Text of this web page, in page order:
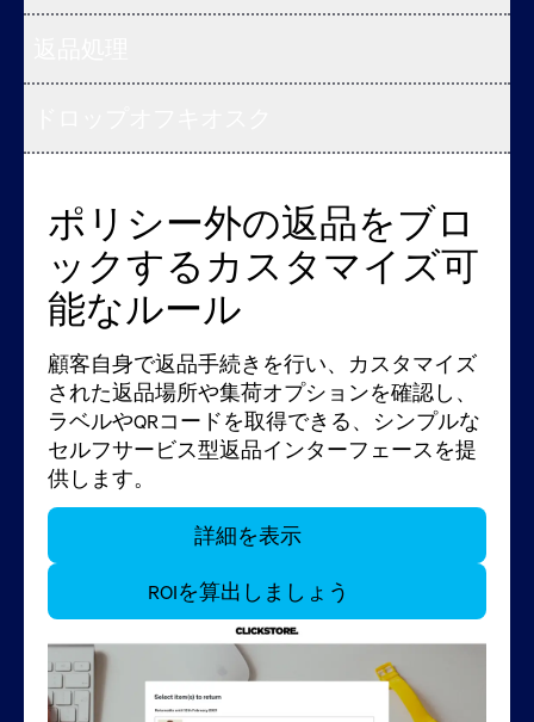
ポリシー外の返品をブロ
ックするカスタマイズ可
能なルール
顧客自身で返品手続きを行い、カスタマイズ
された返品場所や集荷オプションを確認し、
ラベルやQRコードを取得できる、シンプルな
セルフサービス型返品インターフェースを提
供します。
詳細を表示
ROIを算出しましょう
返品データで意思決定を
最適化
Blue Yonderのソリューションは、返品処理に
必要なリソース、返品在庫の内容、返品率が
最も高いSKUを把握するために必要な可視性
を提供します。こうしたデータから、不正防
止、将来の在庫の決定、返品ポリシーに関す
る極めて重要な情報が得られます。
詳細を表示
ROIを算出しましょう
返品に伴う損失、無駄、
コストを削減
アパレルの返品には、規模に応じた精度が求
められます。すべての返品商品が、重量、サ
イズ、理由コード、SKU、顧客、商品価値に
基づいて、適切な運送業者を通じて適切な場
所に送られ、すべての返品プロセスが在庫戦
略と一致するようにします。
詳細を表示
ROIを算出しましょう
スタッフの返品対応をサ
ポート
Blue Yonderの返品処理システムを使用すれ
ば、商品データとカスタムルールに基づき、
店舗スタッフや倉庫作業員に対して、返品を
効率的に処理するための的確なステップバイ
ステップの指示を提供できます。
ROIを算出しましょう
お客様が望む返品体験を
提供
デジタル化されたセルフサービスの返品は、
お客様が列に並ぶことなく商品を返品できる
便利な方法です。店舗にドロップオフキオス
クを設置することで、来店者数を増やし、追
加購入の可能性を高めることができます。
ROIを算出しましょう